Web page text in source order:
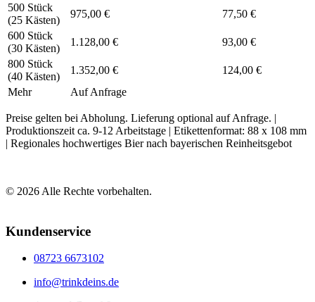
500 Stück
(25 Kästen)
975,00 €
77,50 €
600 Stück
(30 Kästen)
1.128,00 €
93,00 €
800 Stück
(40 Kästen)
1.352,00 €
124,00 €
Mehr
Auf Anfrage
Preise gelten bei Abholung. Lieferung optional auf Anfrage. |
Produktionszeit ca. 9-12 Arbeitstage | Etikettenformat: 88 x 108 mm
| Regionales hochwertiges Bier nach bayerischen Reinheitsgebot
© 2026 Alle Rechte vorbehalten.
Kundenservice
08723 6673102
info@trinkdeins.de